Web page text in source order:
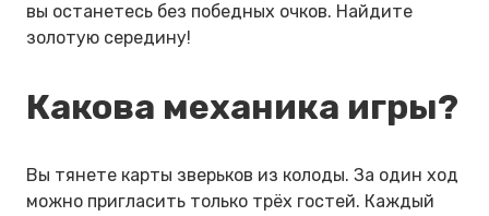
вы останетесь без победных очков. Найдите
золотую середину!
Какова механика игры?
Вы тянете карты зверьков из колоды. За один ход
можно пригласить только трёх гостей. Каждый